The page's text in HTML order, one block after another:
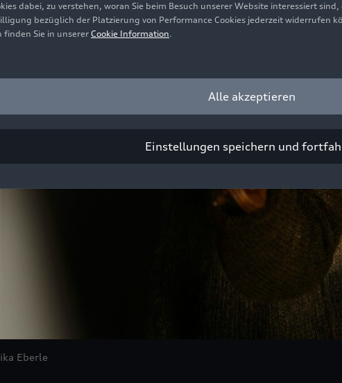
Eberle
dabei, zu verstehen, woran Sie beim Besuch unserer Website interessiert
bezüglich der Platzierung von Performance Cookies jederzeit widerrufen
Sie in unsererCookie Information.
Alle akzeptieren
Einstellungen speichern und